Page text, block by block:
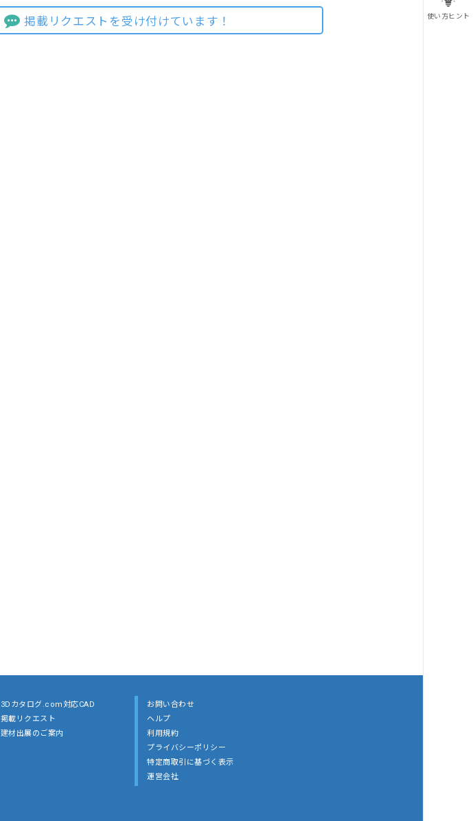
掲載リクエストを受け付けています！ 使い方ヒント
3Dカタログ.com対応CAD
掲載リクエスト
建材出展のご案内
お問い合わせ
ヘルプ
利用規約
プライバシーポリシー
特定商取引に基づく表示
運営会社